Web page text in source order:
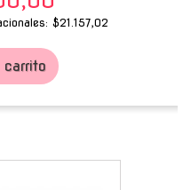
$21.157,02
carrito